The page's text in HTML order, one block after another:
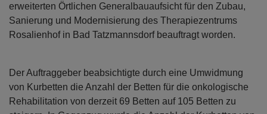
erweiterten Örtlichen Generalbauaufsicht für den Zubau,
Sanierung und Modernisierung des Therapiezentrums
Rosalienhof in Bad Tatzmannsdorf beauftragt worden.
Der Auftraggeber beabsichtigte durch eine Umwidmung
von Kurbetten die Anzahl der Betten für die onkologische
Rehabilitation von derzeit 69 Betten auf 105 Betten zu